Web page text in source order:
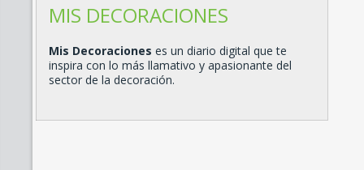
MIS DECORACIONES
Mis Decoraciones es un diario digital que te
inspira con lo más llamativo y apasionante del
sector de la decoración.